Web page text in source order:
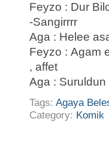
Feyzo : Dur
-Sangirrrr
Aga : Helee
Feyzo : Agam
, affet
Aga :
Tags: Agaya
Category: Komik